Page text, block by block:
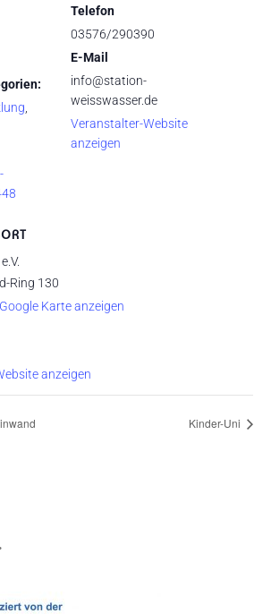
Ring 130
Google Karte anzeigen
anzeigen
Telefon
03576/290390
E-Mail
info@station-
weisswasser.de
Veranstalter-Website
anzeigen
Kinder-Uni